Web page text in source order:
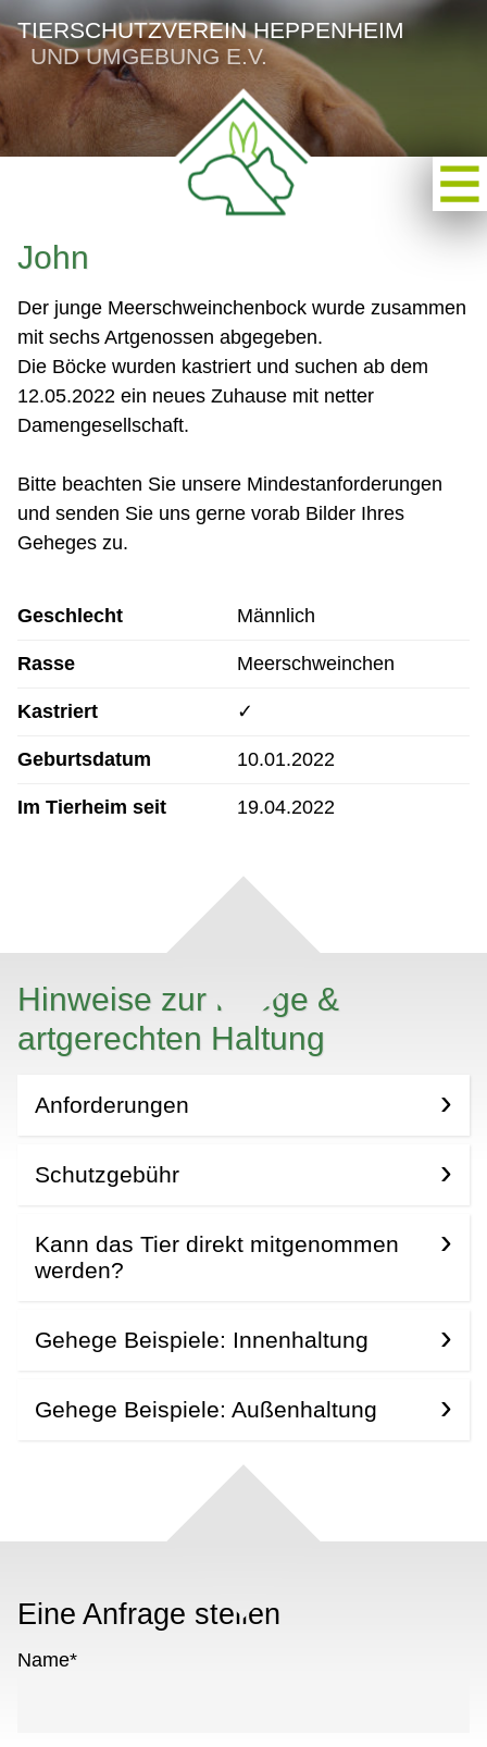
TIERSCHUTZVEREIN HEPPENHEIM
UND UMGEBUNG E.V.
John
Der junge Meerschweinchenbock wurde zusammen
mit sechs Artgenossen abgegeben.
Die Böcke wurden kastriert und suchen ab dem
12.05.2022 ein neues Zuhause mit netter
Damengesellschaft.
Bitte beachten Sie unsere Mindestanforderungen
und senden Sie uns gerne vorab Bilder Ihres
Geheges zu.
Geschlecht Männlich
Rasse Meerschweinchen
Kastriert ✓
Geburtsdatum 10.01.2022
Im Tierheim seit 19.04.2022
Hinweise zur Pflege &
artgerechten Haltung
Anforderungen
Schutzgebühr
Kann das Tier direkt mitgenommen
werden?
Gehege Beispiele: Innenhaltung
Gehege Beispiele: Außenhaltung
Eine Anfrage stellen
Name*